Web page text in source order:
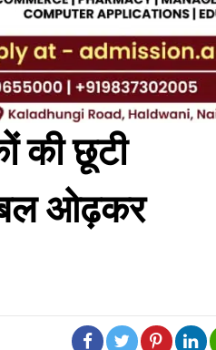
की छूटी
ओढ़कर